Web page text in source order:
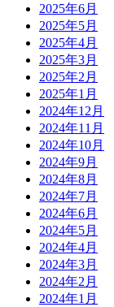
2025年6月
2025年5月
2025年4月
2025年3月
2025年2月
2025年1月
2024年12月
2024年11月
2024年10月
2024年9月
2024年8月
2024年7月
2024年6月
2024年5月
2024年4月
2024年3月
2024年2月
2024年1月